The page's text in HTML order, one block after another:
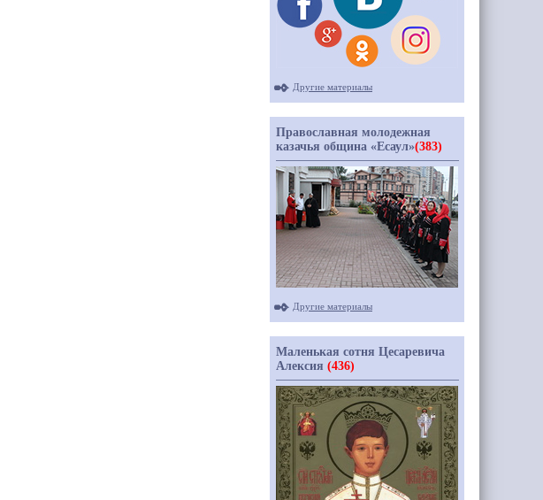
Другие материалы
Православная молодежная
казачья община «Есаул»(383)
Другие материалы
Маленькая сотня Цесаревича
Алексия (436)